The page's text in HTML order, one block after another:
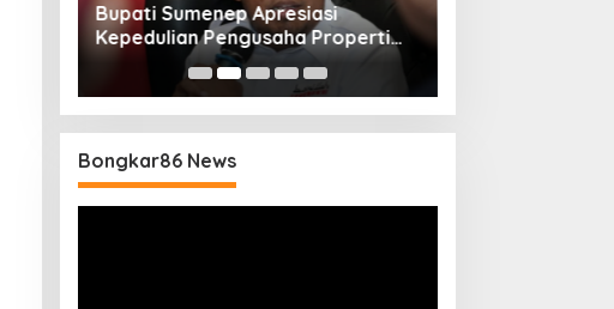
Bupati Sumenep Apresiasi
Kepedulian Pengusaha Properti
Bantu Korban Gempa
Bongkar86 News